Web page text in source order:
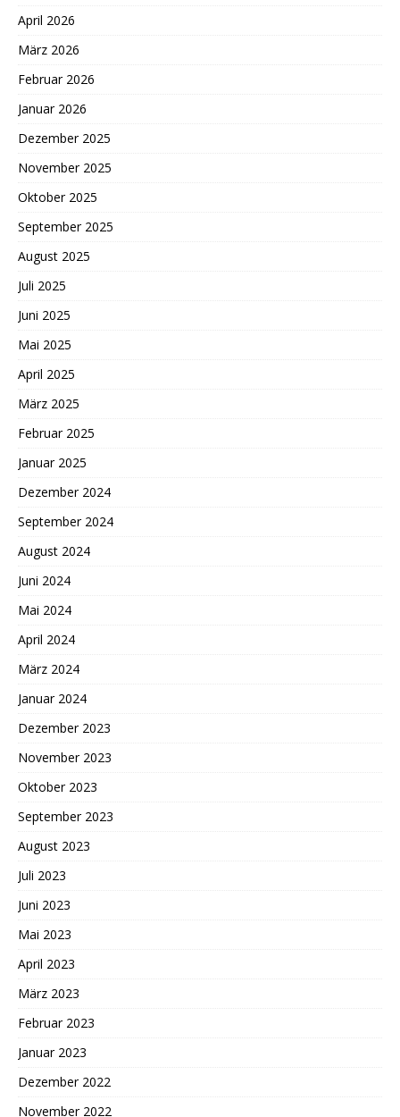
April 2026
März 2026
Februar 2026
Januar 2026
Dezember 2025
November 2025
Oktober 2025
September 2025
August 2025
Juli 2025
Juni 2025
Mai 2025
April 2025
März 2025
Februar 2025
Januar 2025
Dezember 2024
September 2024
August 2024
Juni 2024
Mai 2024
April 2024
März 2024
Januar 2024
Dezember 2023
November 2023
Oktober 2023
September 2023
August 2023
Juli 2023
Juni 2023
Mai 2023
April 2023
März 2023
Februar 2023
Januar 2023
Dezember 2022
November 2022